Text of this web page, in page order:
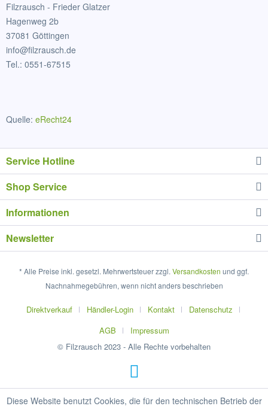
Filzrausch - Frieder Glatzer
Hagenweg 2b
37081 Göttingen
info@filzrausch.de
Tel.: 0551-67515
Quelle: eRecht24
Service Hotline
Shop Service
Informationen
Newsletter
* Alle Preise inkl. gesetzl. Mehrwertsteuer zzgl. Versandkosten und ggf.
Nachnahmegebühren, wenn nicht anders beschrieben
Direktverkauf Händler-Login Kontakt
Datenschutz
AGB
Impressum
© Filzrausch 2023 - Alle Rechte vorbehalten
Diese Website benutzt Cookies, die für den technischen Betrieb der